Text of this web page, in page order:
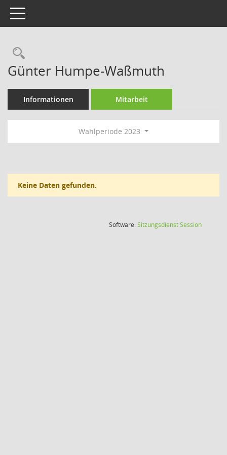
Toggle navigation
Rechercheauswahl
Günter Humpe-Waßmuth
Informationen Mitarbeit
Wahlperiode 2023
Keine Daten gefunden.
Software:SitzungsdienstSession(Wird in